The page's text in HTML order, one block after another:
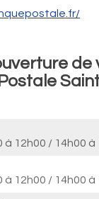
à 12h00 / 14h00 à
à 12h00 / 14h00 à